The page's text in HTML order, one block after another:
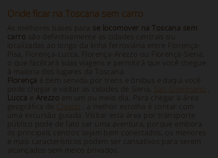
Onde ficar na Toscana sem carro
As melhores bases para se locomover na Toscana sem
carro são definitivamente as cidades centrais ou
localizadas ao longo da linha ferroviária entre Florença-
Pisa, Florença-Lucca, Florença-Arezzo ou Florença-Siena,
o que facilitará suas viagens e permitirá que você chegue
à maioria dos lugares da Toscana.
Florença é bem servida por trens e ônibus e daqui você
pode chegar e visitar as cidades de Siena, San Gimignano ,
Lucca e Arezzo em um ou meio dia. Para chegar à área
geográfica de Chianti , a melhor escolha é contar com
uma excursão guiada. Visitar esta área por transporte
público pode de fato ser uma aventura, porque embora
os principais centros sejam bem conectados, os menores
e mais característicos podem ser cansativos para serem
alcançados sem meios privados.